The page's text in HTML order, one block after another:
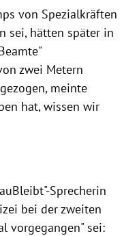
von Spezialkräften
sei, hätten später in
zwei Metern
meinte
hat, wissen wir
Sprecherin
bei der zweiten
vorgegangen" sei: